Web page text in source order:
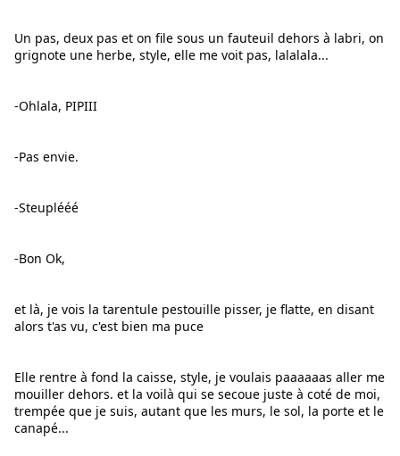
Un pas, deux pas et on file sous un fauteuil dehors à labri, on
grignote une herbe, style, elle me voit pas, lalalala...
-Ohlala, PIPIII
-Pas envie.
-Steuplééé
-Bon Ok,
et là, je vois la tarentule pestouille pisser, je flatte, en disant
alors t'as vu, c'est bien ma puce
Elle rentre à fond la caisse, style, je voulais paaaaaas aller me
mouiller dehors. et la voilà qui se secoue juste à coté de moi,
trempée que je suis, autant que les murs, le sol, la porte et le
canapé...